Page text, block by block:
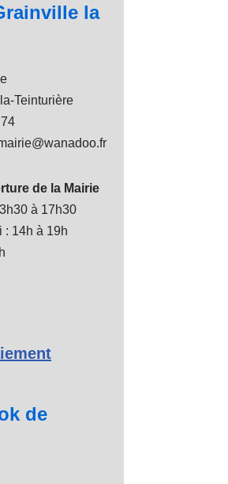
la
Teinturière
de la Mairie
à 17h30
: 14h à 19h
de